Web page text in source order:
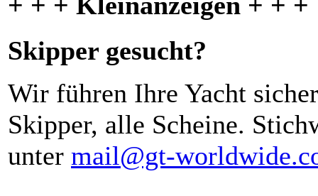
Skipper gesucht?
Wir führen Ihre Yacht
Skipper, alle Scheine.
unter mail@gt-